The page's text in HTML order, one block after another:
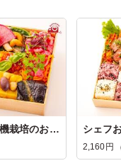
6種の自然・有機栽培のお野菜尽くし弁当
2,160円